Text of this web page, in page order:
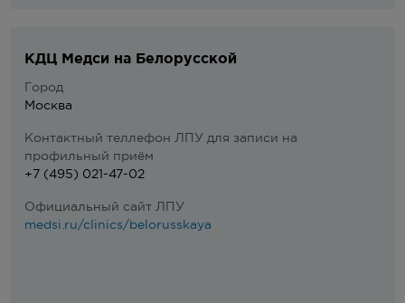
КДЦ Медси на Белорусской
Город
Москва
Контактный теллефон ЛПУ для записи на
профильный приём
+7 (495) 021-47-02
Официальный сайт ЛПУ
medsi.ru/clinics/belorusskaya